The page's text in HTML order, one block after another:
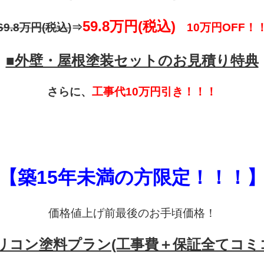
万円(税込)⇒59.8万円(税込) 10万円OFF！！
■外壁・屋根塗装セットのお見積り特典
さらに、 工事代10万円引き！！！
築15年未満の方限定！！！】
価格値上げ前最後のお手頃価格！
コン塗料プラン(工事費＋保証全てコミ